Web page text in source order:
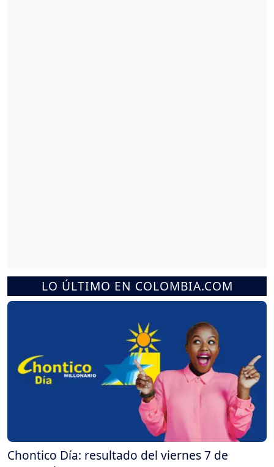
LO ÚLTIMO EN COLOMBIA.COM
Chontico Día: resultado del viernes 7 de